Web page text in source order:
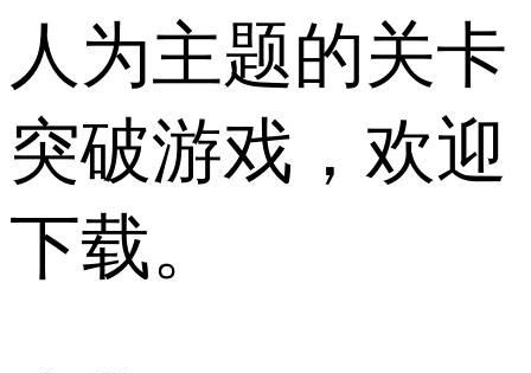
人为主题的关卡
突破游戏，欢迎
下载。